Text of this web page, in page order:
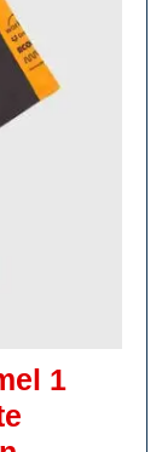
1